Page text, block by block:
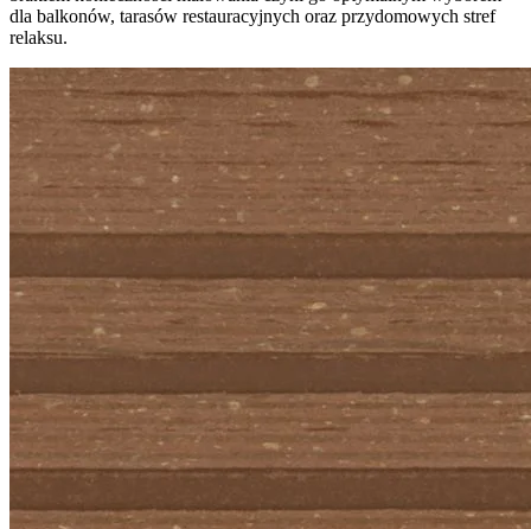
dla balkonów, tarasów restauracyjnych oraz przydomowych stref
relaksu.